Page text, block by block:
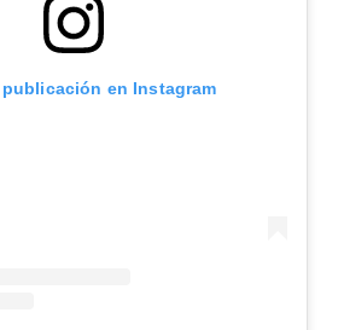
publicación en Instagram